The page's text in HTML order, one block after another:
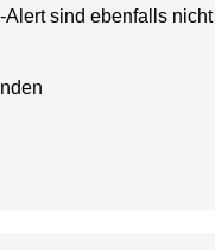
sind ebenfalls nicht